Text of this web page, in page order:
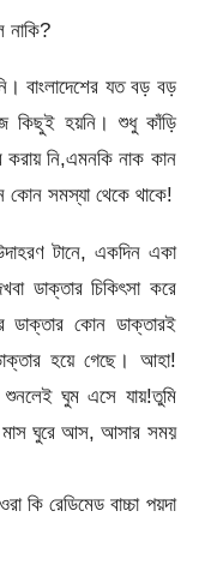
নাকি?
বাংলাদেশের যত বড় বড়
কিছুই হয়নি। শুধু কাঁড়ি
করায় নি,এমনকি নাক কান
কোন সমস্যা থেকে থাকে!
টানে, একদিন একা
ডাক্তার চিকিৎসা করে
ডাক্তার কোন ডাক্তারই
হয়ে গেছে। আহা!
শুনলেই ঘুম এসে যায়!তুমি
মাস ঘুরে আস, আসার সময়
কি রেডিমেড বাচ্চা পয়দা